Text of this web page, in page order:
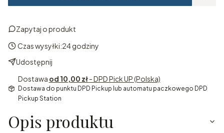
Zapytaj o produkt
Czas wysyłki:24 godziny
Udostępnij
Dostawa od 10,00 zł- DPD Pick UP (Polska)
Dostawa do punktu DPD Pickup lub automatu paczkowego DPD
Pickup Station
Opis produktu